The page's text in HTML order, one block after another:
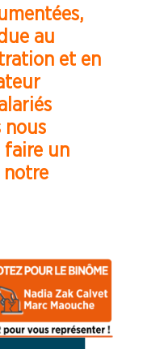
au
et en
nous
faire un
notre